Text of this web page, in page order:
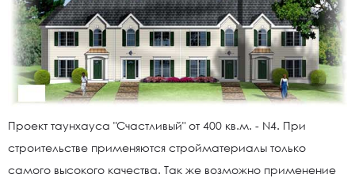
Проект таунхауса "Счастливый" от 400 кв.м. - N4. При
строительстве применяются стройматериалы только
самого высокого качества. Так же возможно применение